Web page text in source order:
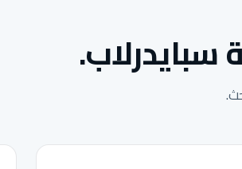
سبايدرلاب.